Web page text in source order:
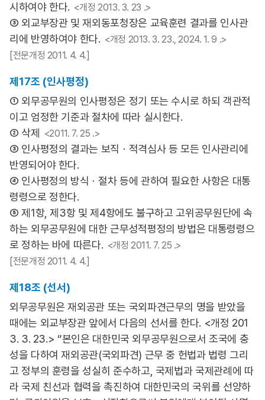
시하여야 한다. <개정 2013. 3. 23 .>
③ 외교부장관 및 재외동포청장은 교육훈련 결과를 인사관
리에 반영하여야 한다. <개정 2013. 3. 23., 2024. 1. 9 .>
[전문개정 2011. 4. 4.]
제17조 (인사평정)
① 외무공무원의 인사평정은 정기 또는 수시로 하되 객관적
이고 엄정한 기준과 절차에 따라 실시한다.
② 삭제
<2011. 7. 25 .>
③ 인사평정의 결과는 보직ㆍ적격심사 등 모든 인사관리에
반영되어야 한다.
④ 인사평정의 방식ㆍ절차 등에 관하여 필요한 사항은 대통
령령으로 정한다.
⑤ 제1항, 제3항 및 제4항에도 불구하고 고위공무원단에 속
하는 외무공무원에 대한 근무성적평정의 방법은 대통령령으
로 정하는 바에 따른다. <개정 2011. 7. 25 .>
[전문개정 2011. 4. 4.]
제18조 (선서)
외무공무원은 재외공관 또는 국외파견근무의 명을 받았을
때에는 외교부장관 앞에서 다음의 선서를 한다. <개정 201
3. 3. 23.> “본인은 대한민국 외무공무원으로서 조국에 충
성을 다하여 재외공관(국외파견) 근무 중 헌법과 법령 그리
고 정부의 훈령을 성실히 준수하고, 국제법과 국제관례에 따
라 국제 친선과 협력을 촉진하여 대한민국의 국위를 선양하